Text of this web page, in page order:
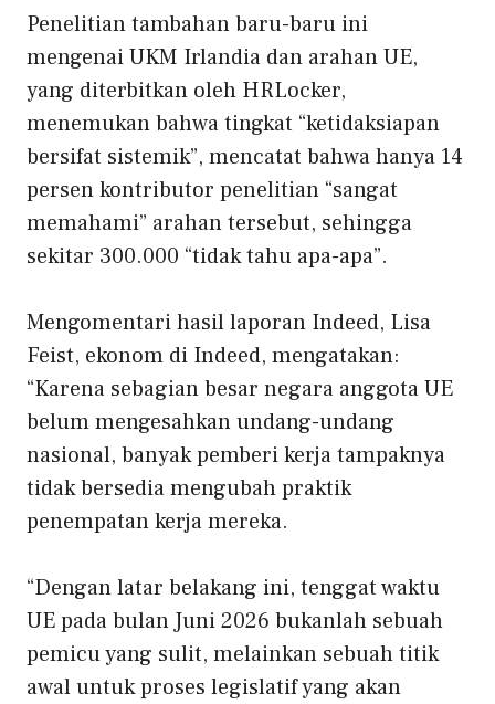
Penelitian tambahan baru-baru ini
mengenai UKM Irlandia dan arahan UE,
yang diterbitkan oleh HRLocker,
menemukan bahwa tingkat “ketidaksiapan
bersifat sistemik”, mencatat bahwa hanya 14
persen kontributor penelitian “sangat
memahami” arahan tersebut, sehingga
sekitar 300.000 “tidak tahu apa-apa”.
Mengomentari hasil laporan Indeed, Lisa
Feist, ekonom di Indeed, mengatakan:
“Karena sebagian besar negara anggota UE
belum mengesahkan undang-undang
nasional, banyak pemberi kerja tampaknya
tidak bersedia mengubah praktik
penempatan kerja mereka.
“Dengan latar belakang ini, tenggat waktu
UE pada bulan Juni 2026 bukanlah sebuah
pemicu yang sulit, melainkan sebuah titik
awal untuk proses legislatif yang akan